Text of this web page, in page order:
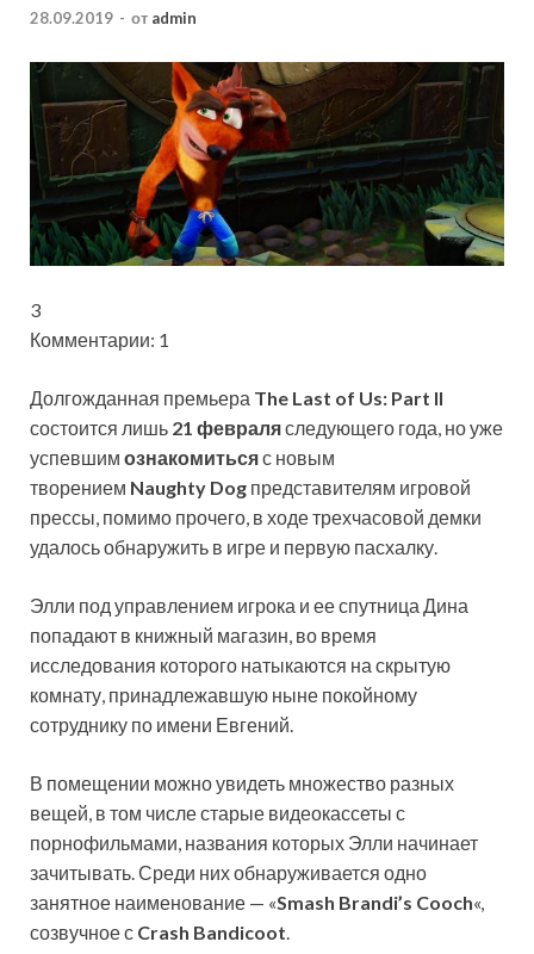
28.09.2019 - от admin
3
Комментарии: 1
Долгожданная премьера The Last of Us: Part II
состоится лишь 21 февраляследующего года, но уже
успевшим ознакомитьсяс новым
творением Naughty Dog представителям игровой
прессы, помимо прочего, в ходе трехчасовой демки
удалось обнаружить в игре и первую пасхалку.
Элли под управлением игрока и ее спутница Дина
попадают в книжный магазин, во время
исследования которого натыкаются на скрытую
комнату, принадлежавшую ныне покойному
сотруднику по имени Евгений.
В помещении можно увидеть множество разных
вещей, в том числе старые видеокассеты с
порнофильмами, названия которых Элли начинает
зачитывать. Среди них обнаруживается одно
занятное наименование — «Smash Brandi’s Cooch«,
созвучное с Crash Bandicoot